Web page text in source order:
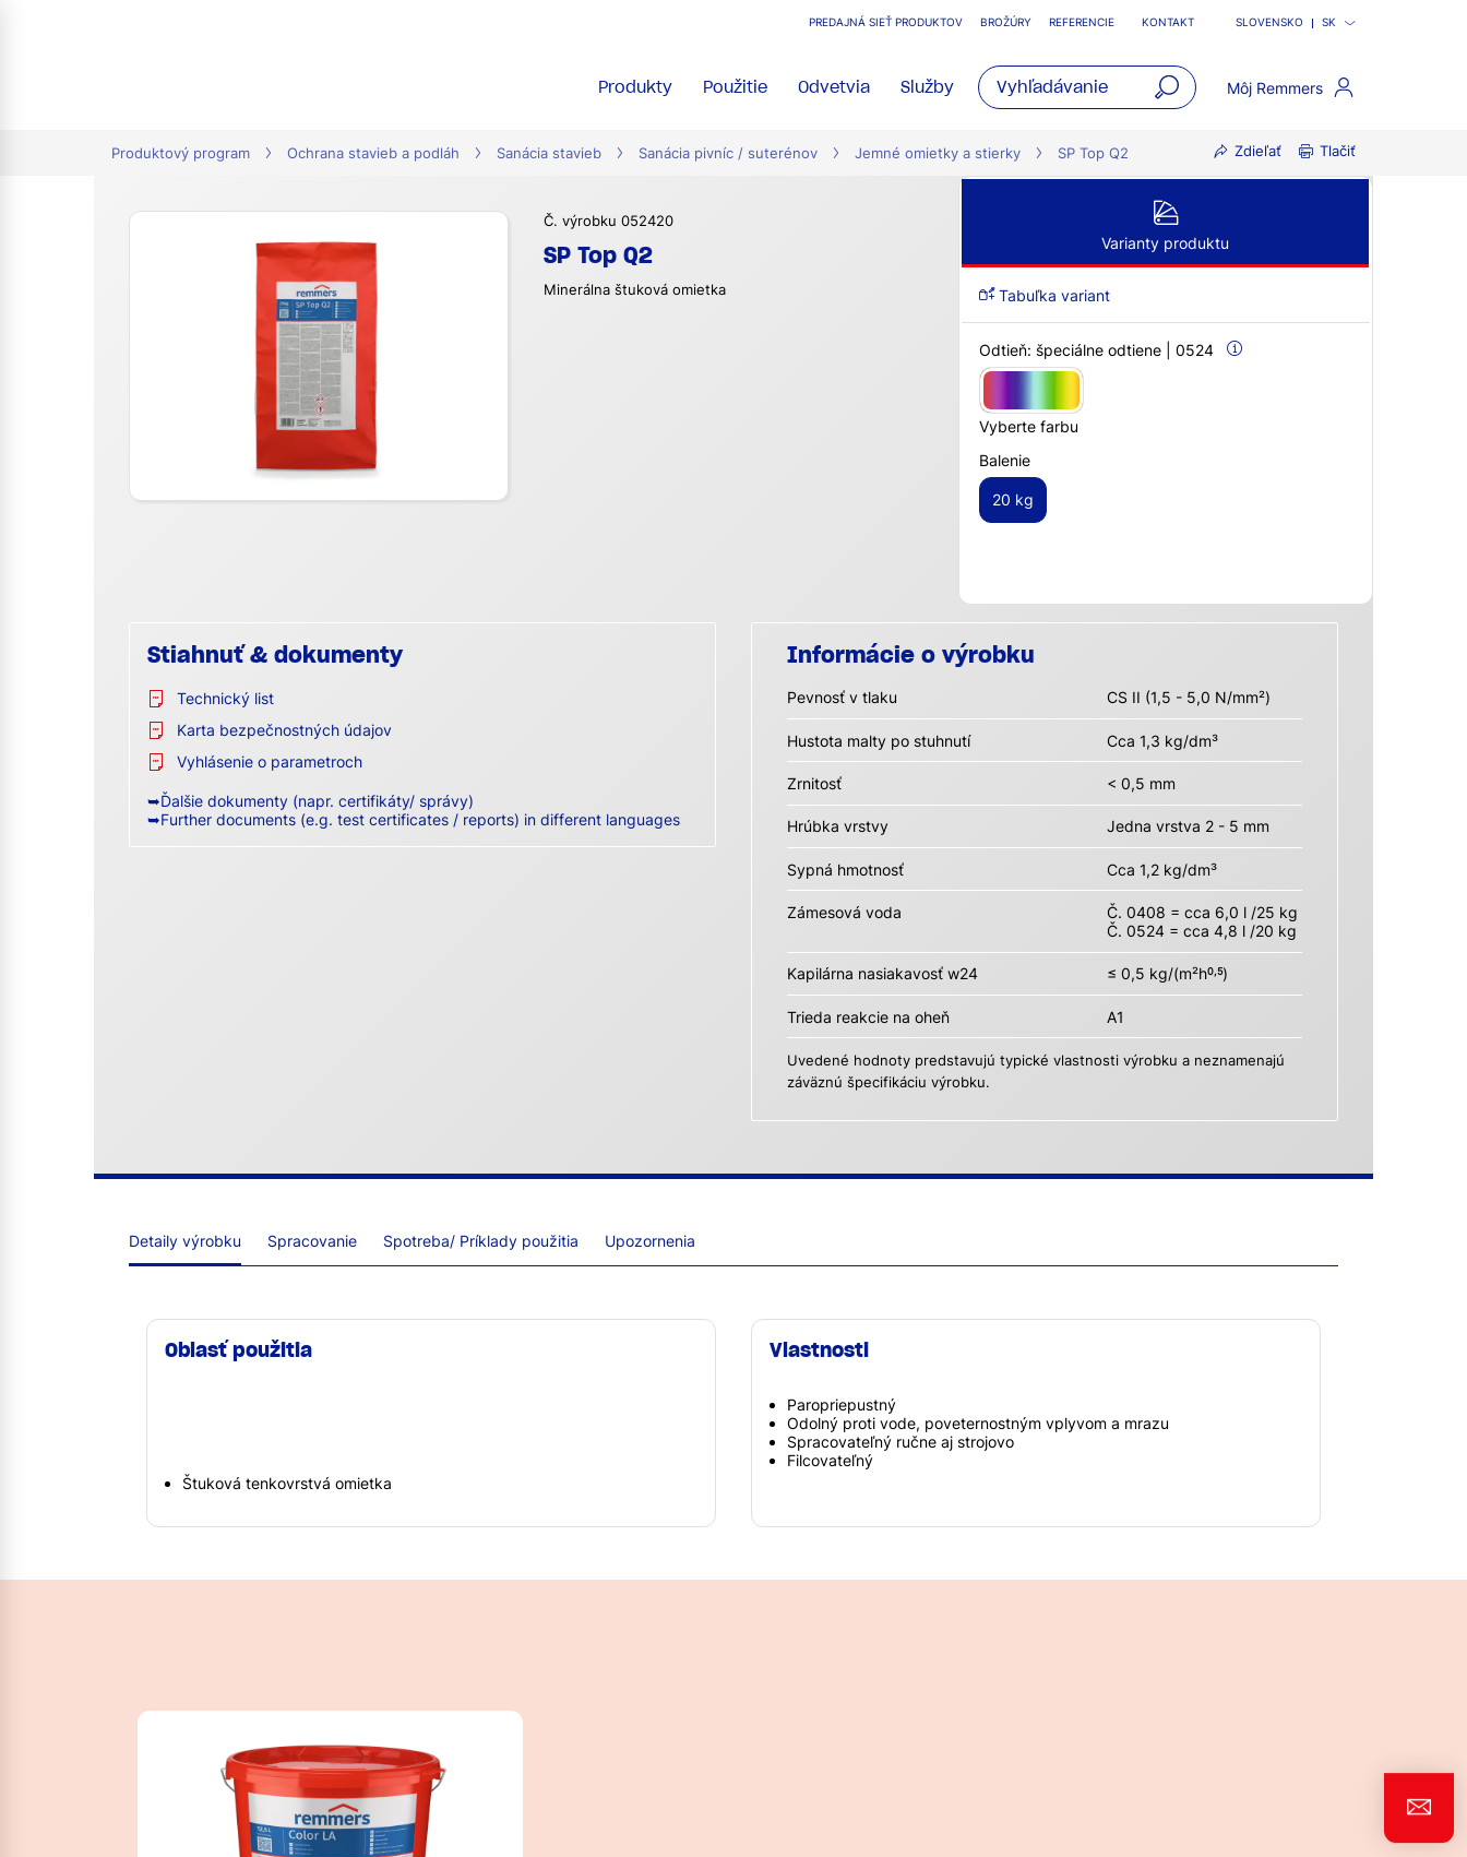
PREDAJNÁ SIEŤ PRODUKTOV BROŽÚRY REFERENCIE KONTAKT SLOVENSKO SK
Produkty Použitie Odvetvia Služby Môj Remmers
Produktový program Ochrana stavieb a podláh Sanácia stavieb Sanácia pivníc / suterénov Jemné omietky a stierky SP Top Q2 Zdieľať Tlačiť
Č. výrobku 052420
SP Top Q2
Minerálna štuková omietka
Varianty produktu
Tabuľka variant
Odtieň: špeciálne odtiene | 0524
Vyberte farbu
Balenie
20 kg
Stiahnuť & dokumenty
Technický list
Karta bezpečnostných údajov
Vyhlásenie o parametroch
➥Ďalšie dokumenty (napr. certifikáty/ správy)
➥Further documents (e.g. test certificates / reports) in different languages
Informácie o výrobku
Pevnosť v tlaku CS II (1,5 - 5,0 N/mm²)
Hustota malty po stuhnutí Cca 1,3 kg/dm³
Zrnitosť < 0,5 mm
Hrúbka vrstvy Jedna vrstva 2 - 5 mm
Sypná hmotnosť Cca 1,2 kg/dm³
Zámesová voda
Č. 0408 = cca 6,0 l /25 kg
Č. 0524 = cca 4,8 l /20 kg
Kapilárna nasiakavosť w24 ≤ 0,5 kg/(m²h0,5)
Trieda reakcie na oheň A1
Uvedené hodnoty predstavujú typické vlastnosti výrobku a neznamenajú
záväznú špecifikáciu výrobku.
Detaily výrobku Spracovanie Spotreba/ Príklady použitia Upozornenia
Oblasť použitia
Štuková tenkovrstvá omietka
Vlastnosti
Paropriepustný
Odolný proti vode, poveternostným vplyvom a mrazu
Spracovateľný ručne aj strojovo
Filcovateľný